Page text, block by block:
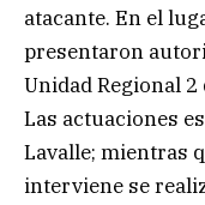
atacante. En el
presentaron
Unidad Regional 2
Las actuaciones
Lavalle; mientras
interviene se